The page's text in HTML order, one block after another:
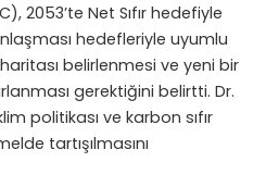
2053’te Net Sıfır hedefiyle
hedefleriyle uyumlu
belirlenmesi ve yeni bir
gerektiğini belirtti. Dr.
politikası ve karbon sıfır
tartışılmasını